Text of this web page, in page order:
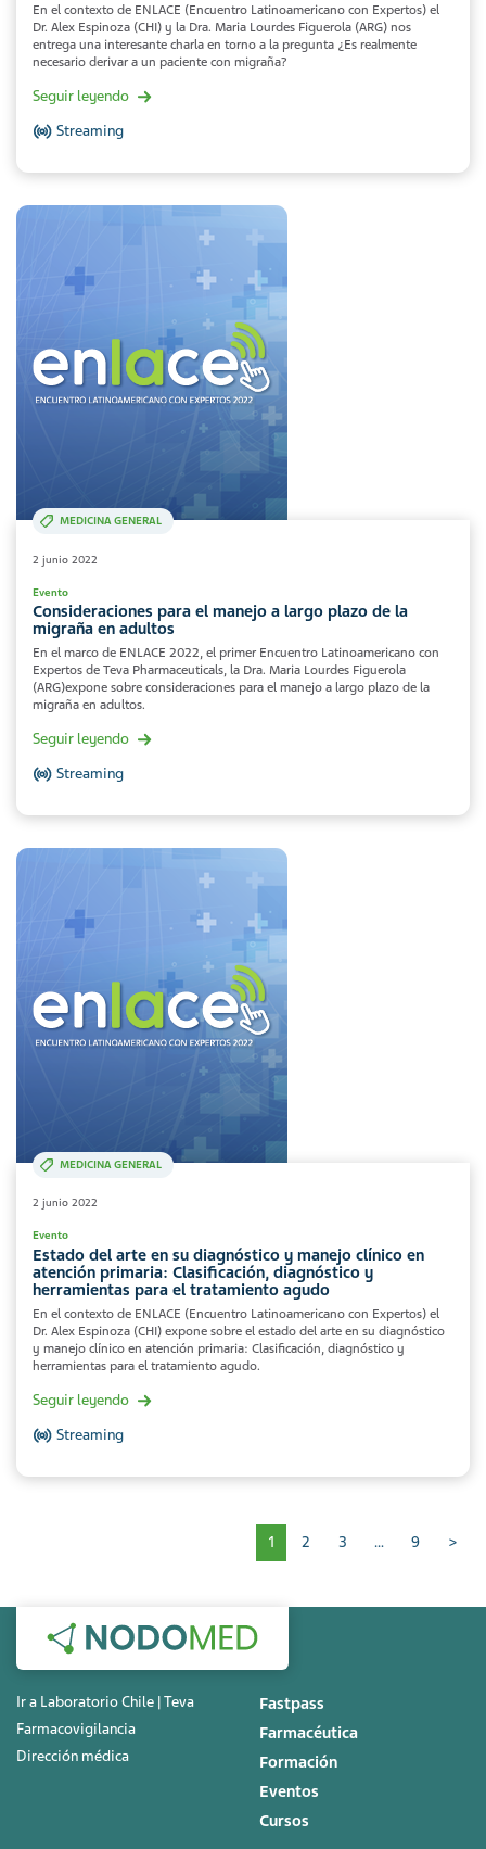
En el contexto de ENLACE (Encuentro Latinoamericano con Expertos) el
Dr. Alex Espinoza (CHI) y la Dra. Maria Lourdes Figuerola (ARG) nos
entrega una interesante charla en torno a la pregunta ¿Es realmente
necesario derivar a un paciente con migraña?
Seguir leyendo
Streaming
MEDICINA GENERAL
2 junio 2022
Evento
Consideraciones para el manejo a largo plazo de la
migraña en adultos
En el marco de ENLACE 2022, el primer Encuentro Latinoamericano con
Expertos de Teva Pharmaceuticals, la Dra. Maria Lourdes Figuerola
(ARG)expone sobre consideraciones para el manejo a largo plazo de la
migraña en adultos.
Seguir leyendo
Streaming
MEDICINA GENERAL
2 junio 2022
Evento
Estado del arte en su diagnóstico y manejo clínico en
atención primaria: Clasificación, diagnóstico y
herramientas para el tratamiento agudo
En el contexto de ENLACE (Encuentro Latinoamericano con Expertos) el
Dr. Alex Espinoza (CHI) expone sobre el estado del arte en su diagnóstico
y manejo clínico en atención primaria: Clasificación, diagnóstico y
herramientas para el tratamiento agudo.
Seguir leyendo
Streaming
1 2 3 … 9 >
Ir a Laboratorio Chile | Teva
Farmacovigilancia
Dirección médica
Fastpass
Farmacéutica
Formación
Eventos
Cursos